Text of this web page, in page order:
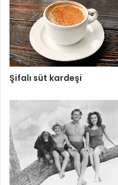
Şifalı süt kardeşi